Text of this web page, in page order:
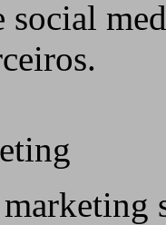
social